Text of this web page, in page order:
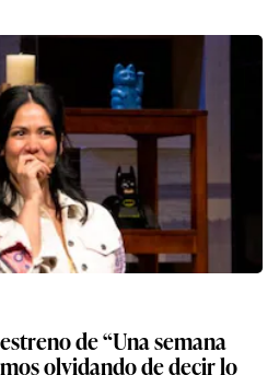
de “Una semana
olvidando de decir lo